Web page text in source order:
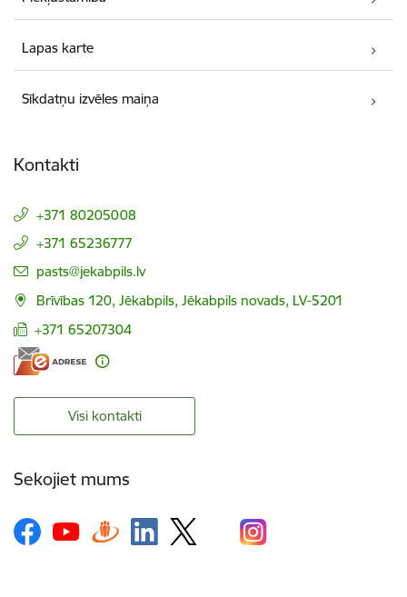
Lapas karte
Sīkdatņu izvēles maiņa
Kontakti
+371 80205008
+371 65236777
E-pasts:
pasts@jekabpils.lv
Brīvības 120, Jēkabpils, Jēkabpils novads, LV-5201
+371 65207304
Visi kontakti
Sekojiet mums